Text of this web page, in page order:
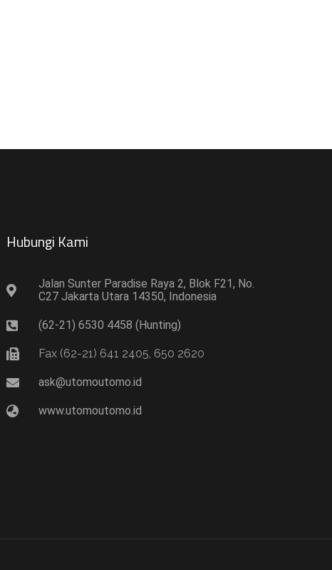
Hubungi Kami​
Jalan Sunter Paradise Raya 2, Blok F21, No.
C27 Jakarta Utara 14350, Indonesia
(62-21) 6530 4458 (Hunting)
Fax (62-21) 641 2405, 650 2620
ask@utomoutomo.id
www.utomoutomo.id